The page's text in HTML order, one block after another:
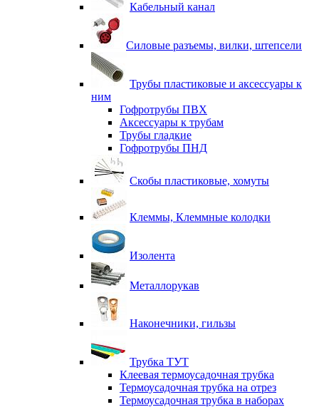
Кабельный канал
Силовые разъемы, вилки, штепсели
Трубы пластиковые и аксессуары к
ним
Гофротрубы ПВХ
Аксессуары к трубам
Трубы гладкие
Гофротрубы ПНД
Скобы пластиковые, хомуты
Клеммы, Клеммные колодки
Изолента
Металлорукав
Наконечники, гильзы
Трубка ТУТ
Клеевая термоусадочная трубка
Термоусадочная трубка на отрез
Термоусадочная трубка в наборах